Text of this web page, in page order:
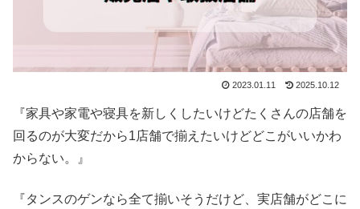
2023.01.11 2025.10.12
『家具や家電や寝具を新しくしたいけどたくさんの店舗を
回るのが大変だから1店舗で揃えたいけどどこがいいかわ
からない。』
『タンスのゲンなら全て揃いそうだけど、実店舗がどこに